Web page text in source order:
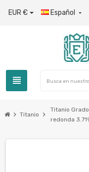
EUR € Español 
view_headline
chevron_right Titanio chevron_right
Titanio
redonda